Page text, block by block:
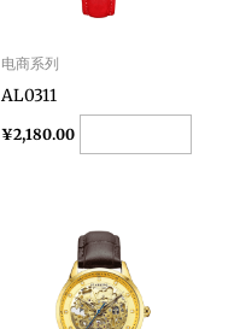
电商系列
AL0311
¥2,180.00